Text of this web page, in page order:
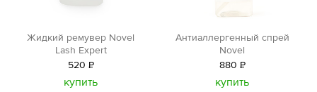
Жидкий ремувер Novel
Lash Expert
520 Р
уб.
купить
Антиаллергенный спрей
Novel
880 Р
уб.
купить